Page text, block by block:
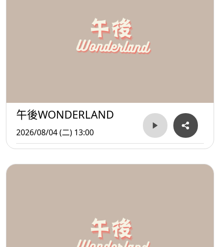
午後WONDERLAND
2026/08/04 (二) 13:00